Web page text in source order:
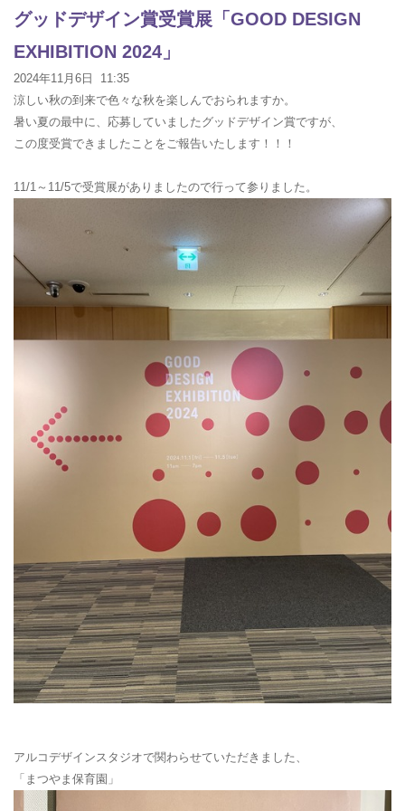
グッドデザイン賞受賞展「GOOD DESIGN
EXHIBITION 2024」
2024年11月6日 11:35
涼しい秋の到来で色々な秋を楽しんでおられますか。
暑い夏の最中に、応募していましたグッドデザイン賞ですが、
この度受賞できましたことをご報告いたします！！！
11/1～11/5で受賞展がありましたので行って参りました。
アルコデザインスタジオで関わらせていただきました、
「まつやま保育園」